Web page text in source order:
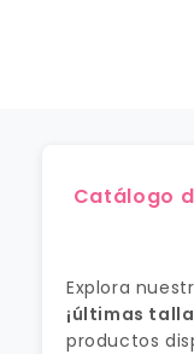
Catálogo
Explora
¡últimas
productos